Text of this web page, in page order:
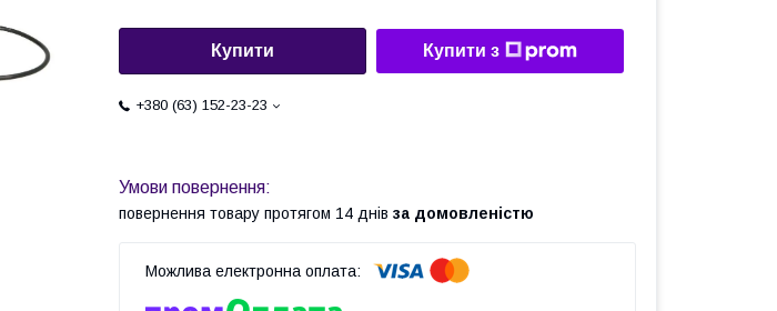
Купити Купити з
+380 (63) 152-23-23
повернення товару протягом 14 днів за домовленістю